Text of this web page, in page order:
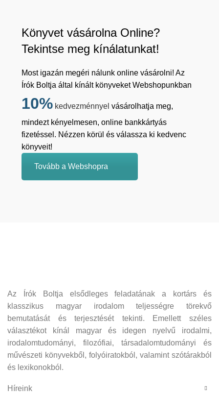
Könyvet vásárolna Online?
Tekintse meg kínálatunkat!
Most igazán megéri nálunk online vásárolni! Az
Írók Boltja által kínált könyveket Webshopunkban
10% kedvezménnyel vásárolhatja meg,
mindezt kényelmesen, online bankkártyás
fizetéssel. Nézzen körül és válassza ki kedvenc
könyveit!
Tovább a Webshopra
Az Írók Boltja elsődleges feladatának a kortárs és
klasszikus magyar irodalom teljességre törekvő
bemutatását és terjesztését tekinti. Emellett széles
választékot kínál magyar és idegen nyelvű irodalmi,
irodalomtudományi, filozófiai, társadalomtudományi és
művészeti könyvekből, folyóiratokból, valamint szótárakból
és lexikonokból.
Híreink